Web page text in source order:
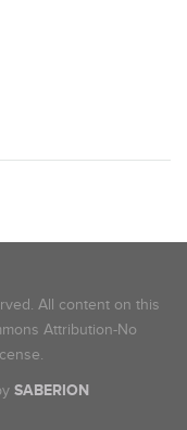
All content on this
Attribution-No
SABERION